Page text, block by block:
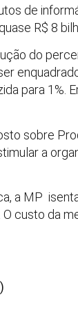
de
R$ 8
do
para 1%.
sobre
a
a MP
custo da